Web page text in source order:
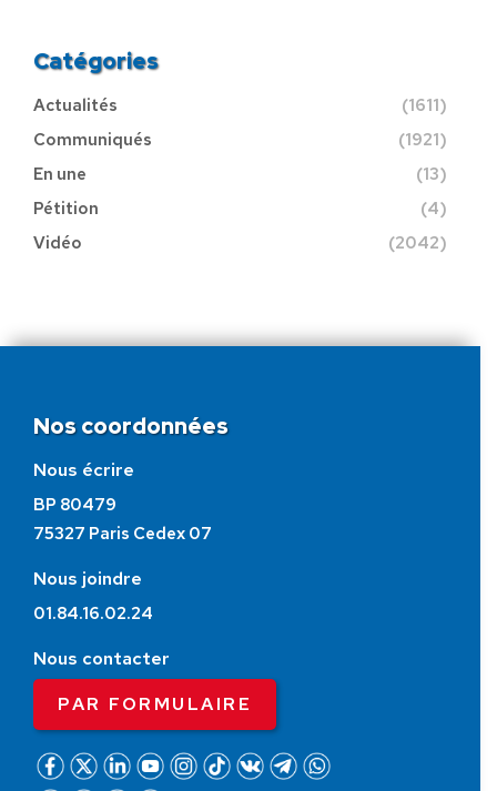
Catégories
Actualités
(1611)
Communiqués
(1921)
En une
(13)
Pétition
(4)
Vidéo
(2042)
Nos coordonnées
Nous écrire
BP 80479
75327 Paris Cedex 07
Nous joindre
01.84.16.02.24
Nous contacter
PAR FORMULAIRE